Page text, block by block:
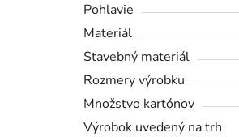
Pohlavie
Materiál
Stavebný materiál
Rozmery výrobku
Množstvo kartónov
Výrobok uvedený na trh